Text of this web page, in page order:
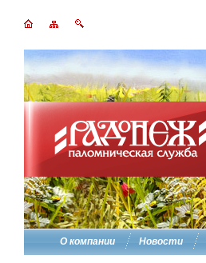
О компании Новости